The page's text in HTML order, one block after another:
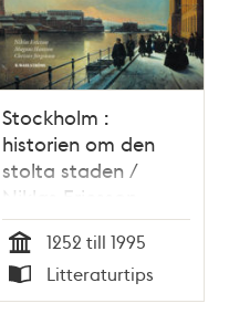
Stockholm :
historien om den
stolta staden /
Niklas Ericsson,
Magnus Hansson,
Christer Jörgensen
Tid
1252 till 1995
Typ
Litteraturtips